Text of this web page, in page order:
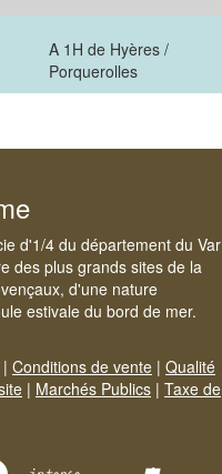
A 1H de Hyères /
Porquerolles
d'1/4 du département du Var
des plus grands sites de la
d'une nature
estivale du bord de mer.
| Conditions de vente | Qualité
| Marchés Publics | Taxe de